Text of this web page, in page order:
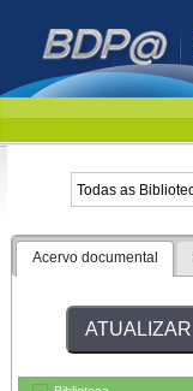
Acervo documental